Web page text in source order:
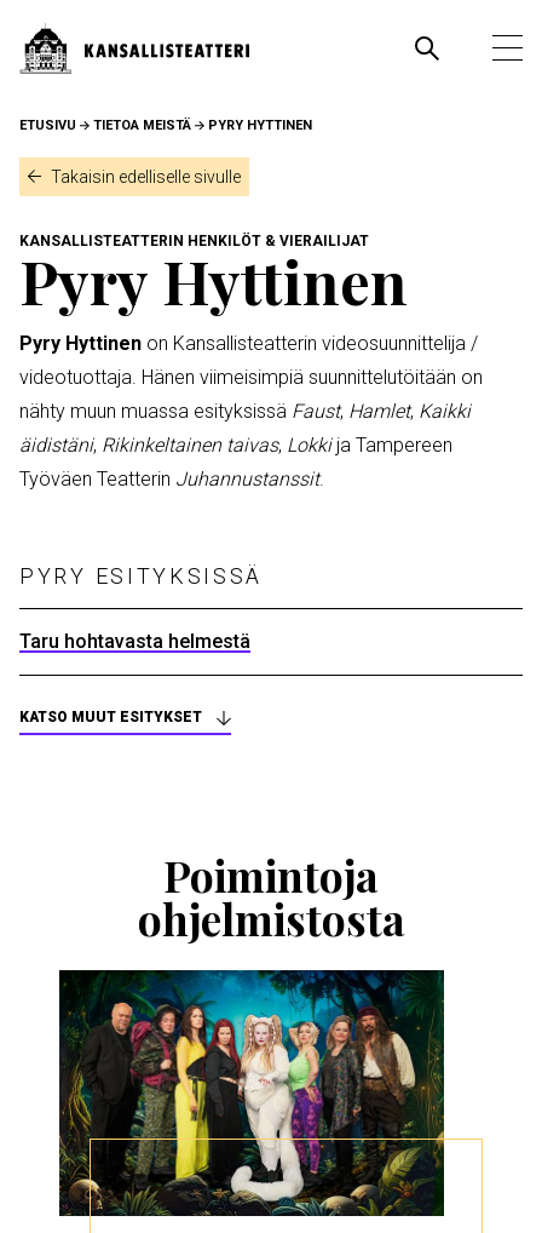
pääsisältöön
MURUPOLKU
ETUSIVU TIETOA MEISTÄ PYRY HYTTINEN
Takaisin edelliselle sivulle
KANSALLISTEATTERIN HENKILÖT & VIERAILIJAT
Pyry Hyttinen
Pyry Hyttinen on Kansallisteatterin videosuunnittelija /
videotuottaja. Hänen viimeisimpiä suunnittelutöitään on
nähty muun muassa esityksissä Faust, Hamlet, Kaikki
äidistäni, Rikinkeltainen taivas, Lokki ja Tampereen
Työväen Teatterin Juhannustanssit.
PYRY ESITYKSISSÄ
Taru hohtavasta helmestä
KATSO MUUT ESITYKSET
Poimintoja
ohjelmistosta